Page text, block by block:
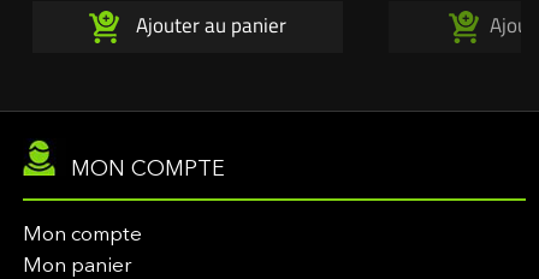
Ajouter au panier
MON COMPTE
Mon compte
Mon panier